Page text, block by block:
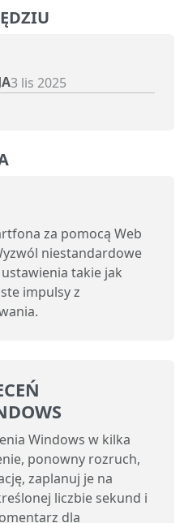
3 lis 2025
za pomocą Web
niestandardowe
takie jak
impulsy z
Windows w kilka
ponowny rozruch,
zaplanuj je na
liczbie sekund i
dla